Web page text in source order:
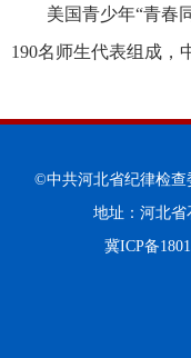
美国青少年“青春
190名师生代表组成，
©中共河北省纪律检
地址：河北省
冀ICP备